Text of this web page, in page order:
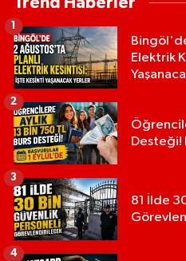
Elektrik
Desteği!
2
81 İlde
3
4